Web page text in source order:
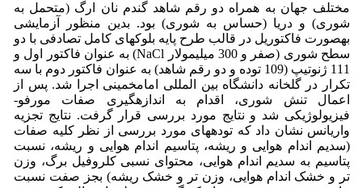
مختلف جهان به همراه دو رقم شاهد گندم نان ارگ (متحمل به
شوری) و دریا (حساس به شوری) بود. بدین منظور آزمایشی
بهصورت فاکتوریل در قالب طرح پایه بلوکهای کامل تصادفی با دو
سطح شوری (صفر و 300 میلیمولار NaCl) به عنوان فاکتور اول و
111 ژنوتیپ (109 توده و دو رقم شاهد) به عنوان فاکتور دوم با سه
تکرار در گلخانه دانشگاه بین المللی امامخمینی اجرا شد. پس از
اعمال تنش شوری، اقدام به اندازهگیری صفات مورفو-
فیزیولوژیکی شد و نتایج مورد بررسی قرار گرفت. نتایج تجزیه
واریانس نشان داد که تودههای مورد بررسی از نظر کلیه صفات
(سدیم اندام هوایی و ریشه، پتاسیم اندام هوایی و ریشه، نسبت
پتاسیم به سدیم اندام هوایی، محتوای نسبی کلروفیل برگ، وزن
تر و خشک اندام هوایی، وزن تر و خشک ریشه) بجز صفت نسبت